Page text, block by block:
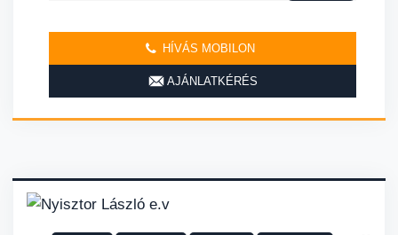
HÍVÁS MOBILON
AJÁNLATKÉRÉS